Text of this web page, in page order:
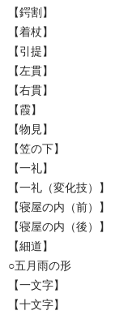
【鍔割】
【着杖】
【引提】
【左貫】
【右貫】
【霞】
【物見】
【笠の下】
【一礼】
【一礼（変化技）】
【寝屋の内（前）】
【寝屋の内（後）】
【細道】
○五月雨の形
【一文字】
【十文字】